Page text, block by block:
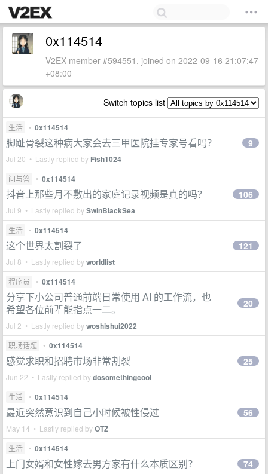
0x114514
V2EX member #594551, joined on 2022-09-16 21:07:47
+08:00
Switch topics list
生活 • 0x114514
脚趾骨裂这种病大家会去三甲医院挂专家号看吗？
Jul 20 • Lastly replied by Fish1024
9
问与答 • 0x114514
抖音上那些月不敷出的家庭记录视频是真的吗？
Jul 9 • Lastly replied bySwinBlackSea
106
生活 • 0x114514
这个世界太割裂了
Jul 8 • Lastly replied byworldlist
121
程序员 • 0x114514
分享下小公司普通前端日常使用 AI 的工作流，也
希望各位前辈能指点一二。
Jul 2 • Lastly replied bywoshishui2022
20
职场话题 • 0x114514
感觉求职和招聘市场非常割裂
Jun 22 • Lastly replied bydosomethingcool
25
生活 • 0x114514
最近突然意识到自己小时候被性侵过
May 14 • Lastly replied byOTZ
56
生活 • 0x114514
上门女婿和女性嫁去男方家有什么本质区别？ 74